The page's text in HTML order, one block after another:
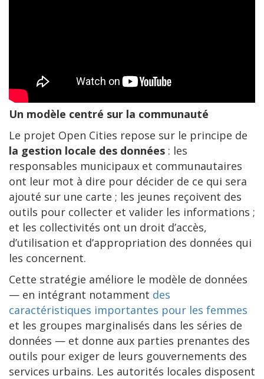
Un modèle centré sur la communauté
Le projet Open Cities repose sur le principe de
la gestion locale des données : les
responsables municipaux et communautaires
ont leur mot à dire pour décider de ce qui sera
ajouté sur une carte ; les jeunes reçoivent des
outils pour collecter et valider les informations ;
et les collectivités ont un droit d’accès,
d’utilisation et d’appropriation des données qui
les concernent.
Cette stratégie améliore le modèle de données
— en intégrant notamment des
caractéristiques importantes pour les femmes
et les groupes marginalisés dans les séries de
données — et donne aux parties prenantes des
outils pour exiger de leurs gouvernements des
services urbains. Les autorités locales disposent